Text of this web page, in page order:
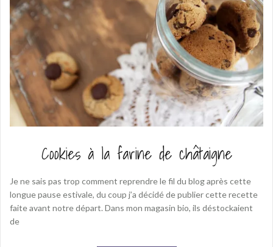
Cookies à la farine de châtaigne
Je ne sais pas trop comment reprendre le fil du blog après cette
longue pause estivale, du coup j’a décidé de publier cette recette
faite avant notre départ. Dans mon magasin bio, ils déstockaient
de